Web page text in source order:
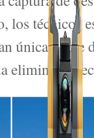
los técnicos
únicamente
la